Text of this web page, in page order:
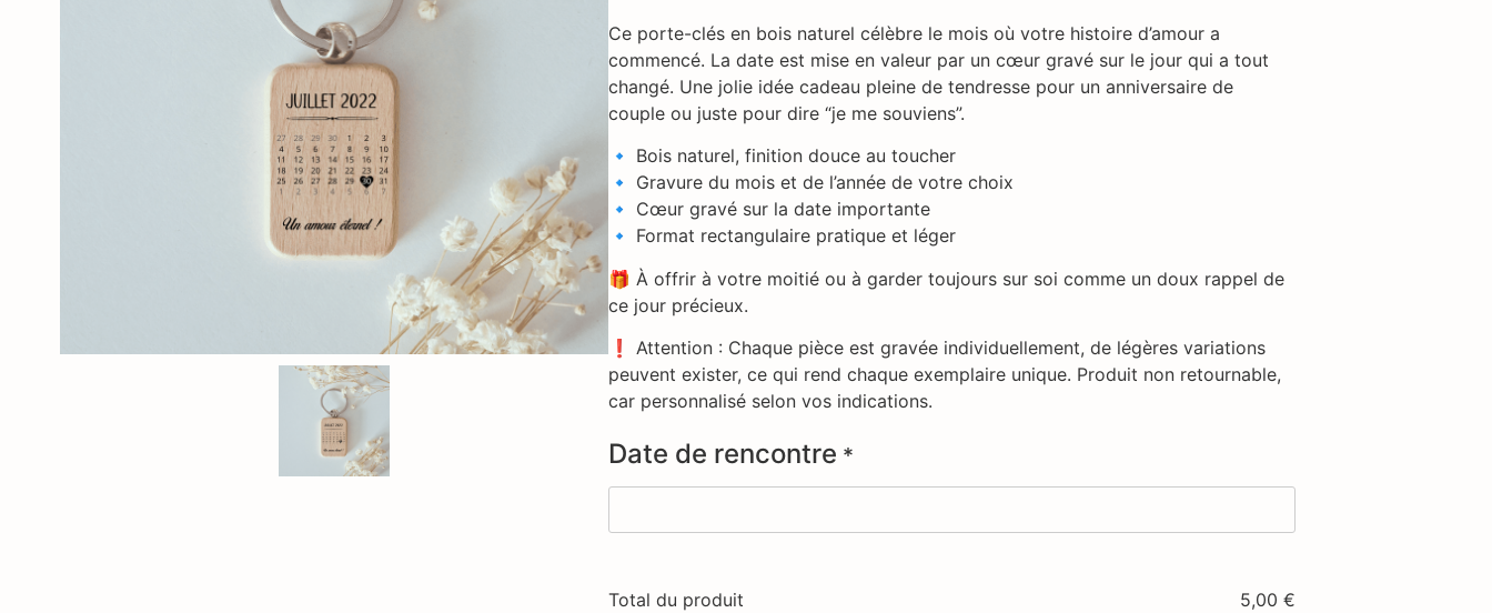
Ce porte-clés en bois naturel célèbre le mois où votre histoire d’amour a
commencé. La date est mise en valeur par un cœur gravé sur le jour qui a tout
changé. Une jolie idée cadeau pleine de tendresse pour un anniversaire de
couple ou juste pour dire “je me souviens”.
🔹 Bois naturel, finition douce au toucher
🔹 Gravure du mois et de l’année de votre choix
🔹 Cœur gravé sur la date importante
🔹 Format rectangulaire pratique et léger
🎁 À offrir à votre moitié ou à garder toujours sur soi comme un doux rappel de
ce jour précieux.
❗ Attention : Chaque pièce est gravée individuellement, de légères variations
peuvent exister, ce qui rend chaque exemplaire unique. Produit non retournable,
car personnalisé selon vos indications.
Date de rencontre *
Total du produit 5,00 €